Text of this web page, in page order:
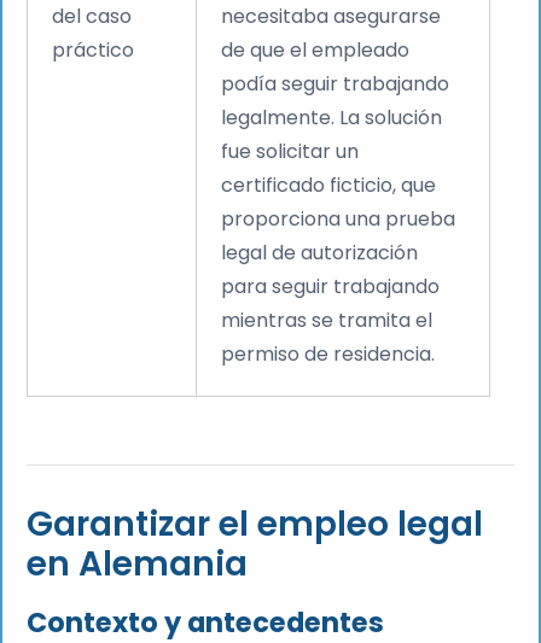
del caso
práctico
necesitaba asegurarse
de que el empleado
podía seguir trabajando
legalmente. La solución
fue solicitar un
certificado ficticio, que
proporciona una prueba
legal de autorización
para seguir trabajando
mientras se tramita el
permiso de residencia.
Garantizar el empleo legal
en Alemania
Contexto y antecedentes